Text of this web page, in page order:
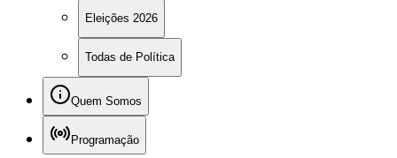
Eleições 2026
Todas de Política
Quem Somos
Programação